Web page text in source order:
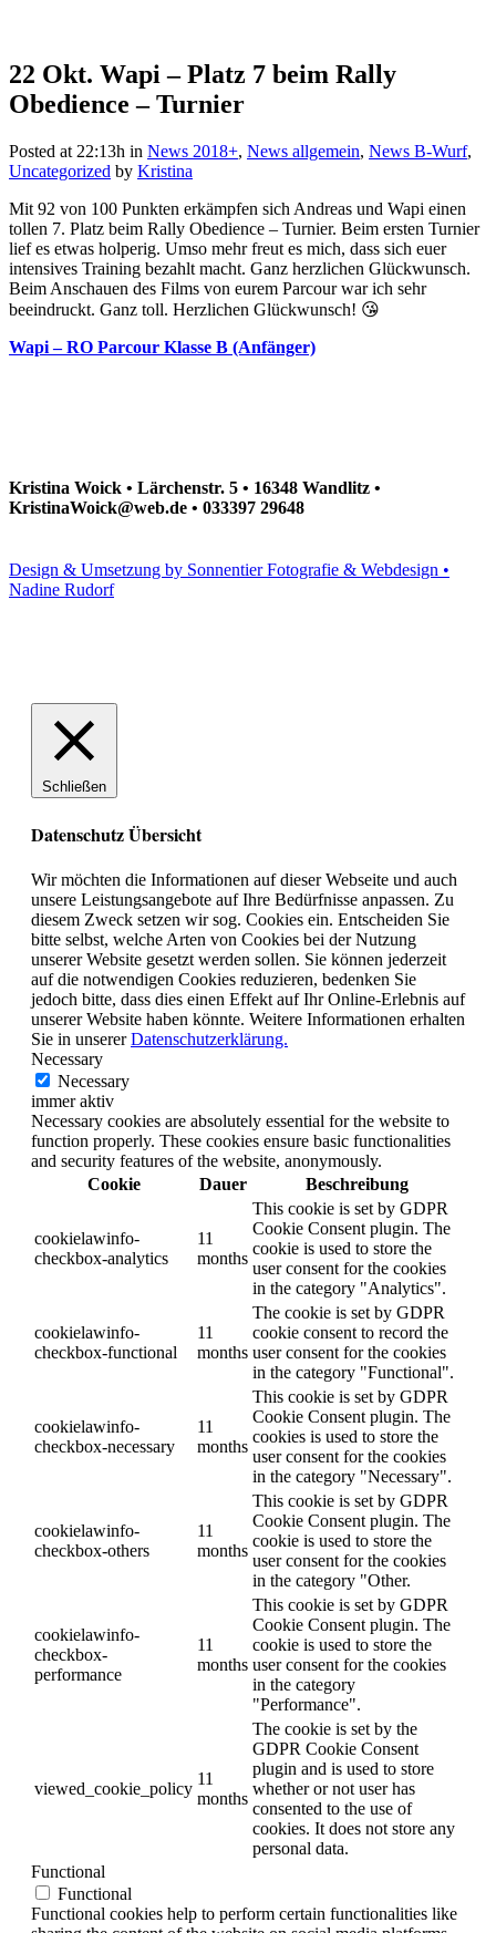
22 Okt. Wapi – Platz 7 beim Rally
Obedience – Turnier
Posted at 22:13h in News 2018+, News allgemein, News B-Wurf,
Uncategorized by Kristina
Mit 92 von 100 Punkten erkämpfen sich Andreas und Wapi einen
tollen 7. Platz beim Rally Obedience – Turnier. Beim ersten Turnier
lief es etwas holperig. Umso mehr freut es mich, dass sich euer
intensives Training bezahlt macht. Ganz herzlichen Glückwunsch.
Beim Anschauen des Films von eurem Parcour war ich sehr
beeindruckt. Ganz toll. Herzlichen Glückwunsch! 😘
Wapi – RO Parcour Klasse B (Anfänger)
Kristina Woick • Lärchenstr. 5 • 16348 Wandlitz •
KristinaWoick@web.de • 033397 29648
Design & Umsetzung by Sonnentier Fotografie & Webdesign •
Nadine Rudorf
Schließen
Datenschutz Übersicht
Wir möchten die Informationen auf dieser Webseite und auch
unsere Leistungsangebote auf Ihre Bedürfnisse anpassen. Zu
diesem Zweck setzen wir sog. Cookies ein. Entscheiden Sie
bitte selbst, welche Arten von Cookies bei der Nutzung
unserer Website gesetzt werden sollen. Sie können jederzeit
auf die notwendigen Cookies reduzieren, bedenken Sie
jedoch bitte, dass dies einen Effekt auf Ihr Online-Erlebnis auf
unserer Website haben könnte. Weitere Informationen erhalten
Sie in unsererDatenschutzerklärung.
Necessary
Necessary
immer aktiv
Necessary cookies are absolutely essential for the website to
function properly. These cookies ensure basic functionalities
and security features of the website, anonymously.
Cookie
Dauer Beschreibung
cookielawinfo-
checkbox-analytics
11
months
This cookie is set by GDPR
Cookie Consent plugin. The
cookie is used to store the
user consent for the cookies
in the category "Analytics".
cookielawinfo-
checkbox-functional
11
months
The cookie is set by GDPR
cookie consent to record the
user consent for the cookies
in the category "Functional".
cookielawinfo-
checkbox-necessary
11
months
This cookie is set by GDPR
Cookie Consent plugin. The
cookies is used to store the
user consent for the cookies
in the category "Necessary".
cookielawinfo-
checkbox-others
11
months
This cookie is set by GDPR
Cookie Consent plugin. The
cookie is used to store the
user consent for the cookies
in the category "Other.
cookielawinfo-
checkbox-
performance
11
months
This cookie is set by GDPR
Cookie Consent plugin. The
cookie is used to store the
user consent for the cookies
in the category
"Performance".
viewed_cookie_policy
11
months
The cookie is set by the
GDPR Cookie Consent
plugin and is used to store
whether or not user has
consented to the use of
cookies. It does not store any
personal data.
Functional
Functional
Functional cookies help to perform certain functionalities like